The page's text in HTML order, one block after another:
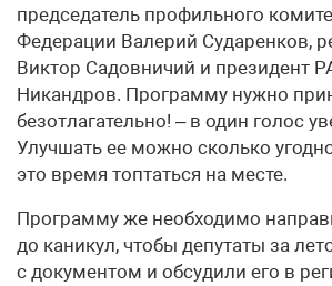
председатель профильного
Федерации Валерий Сударенков,
Виктор Садовничий и президент
Никандров. Программу нужно
безотлагательно! – в один голос
Улучшать ее можно сколько
это время топтаться на месте.
Программу же необходимо
до каникул, чтобы депутаты за
с документом и обсудили его в